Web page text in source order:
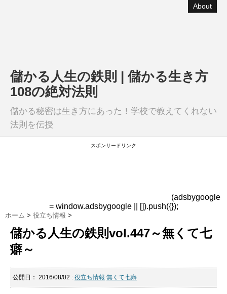
About
儲かる人生の鉄則 | 儲かる生き方
108の絶対法則
儲かる秘密は生き方にあった！学校で教えてくれない
法則を伝授
スポンサードリンク
(adsbygoogle
= window.adsbygoogle || []).push({});
ホーム > 役立ち情報 >
儲かる人生の鉄則vol.447～無くて七
癖～
公開日： 2016/08/02 : 役立ち情報 無くて七癖